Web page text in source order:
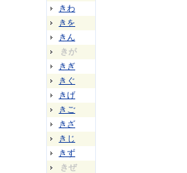
きわ
きを
きん
きが
きぎ
きぐ
きげ
きご
きざ
きじ
きず
きぜ